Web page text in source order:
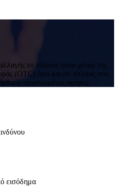
σε τίτλους τόσο μέσω της
(OTC) όσο και σε τίτλους που
οργανωμένες αγορές.
εισόδημα